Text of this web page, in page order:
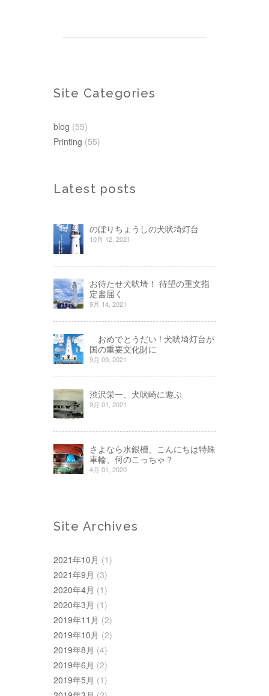
Site Categories
blog (55)
Printing (55)
Latest posts
のぼりちょうしの犬吠埼灯台
10月 12, 2021
お待たせ犬吠埼！ 待望の重文指
定書届く
9月 14, 2021
おめでとうだい ! 犬吠埼灯台が
国の重要文化財に
9月 09, 2021
渋沢栄一、犬吠崎に遊ぶ
9月 01, 2021
さよなら水銀槽、こんにちは特殊
車輪、何のこっちゃ？
4月 01, 2020
Site Archives
2021年10月 (1)
2021年9月 (3)
2020年4月 (1)
2020年3月 (1)
2019年11月 (2)
2019年10月 (2)
2019年8月 (4)
2019年6月 (2)
2019年5月 (1)